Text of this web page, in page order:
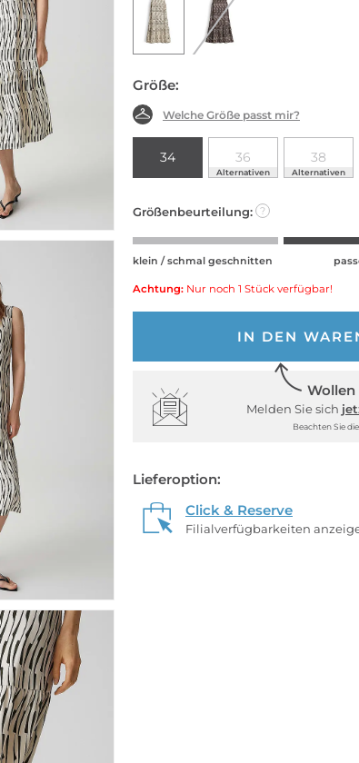
Größe:
Welche Größe passt mir?
34 36
Alternativen
38
Alternativen
Größenbeurteilung: ?
klein / schmal geschnitten
Achtung: Nur noch 1 Stück verfügbar!
IN DEN
Wollen
Melden Sie sich
Beachten Sie
Lieferoption:
Click & Reserve
Filialverfügbarkeiten